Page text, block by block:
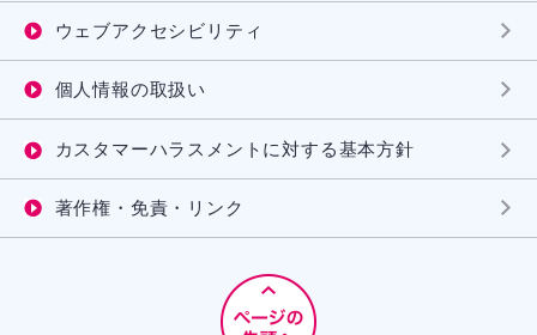
ウェブアクセシビリティ
個人情報の取扱い
カスタマーハラスメントに対する基本方針
著作権・免責・リンク